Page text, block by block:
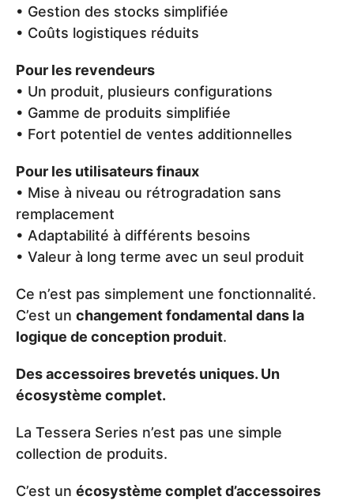
• Gestion des stocks simplifiée
• Coûts logistiques réduits
Pour les revendeurs
• Un produit, plusieurs configurations
• Gamme de produits simplifiée
• Fort potentiel de ventes additionnelles
Pour les utilisateurs finaux
• Mise à niveau ou rétrogradation sans
remplacement
• Adaptabilité à différents besoins
• Valeur à long terme avec un seul produit
Ce n’est pas simplement une fonctionnalité.
C’est un changement fondamental dans la
logique de conception produit.
Des accessoires brevetés uniques. Un
écosystème complet.
La Tessera Series n’est pas une simple
collection de produits.
C’est un écosystème complet d’accessoires